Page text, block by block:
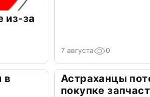
из-за
7 августа 0
в
Астраханцы
покупке